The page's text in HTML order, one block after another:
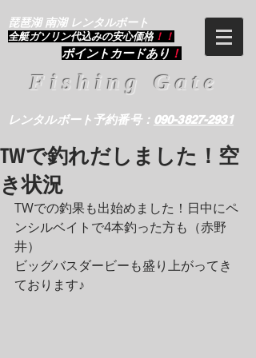
琵琶湖 南湖 レンタルボート
​全艇ガソリン代込みの安心価格 ！！
ポイントカードあり ！
Fishing Gate
レンタルボート予約番号： 090-3827-2931
TWで釣れだしました！空
き状況
TWでの釣果も出始めました！日中にペ
ンシルベイトで4本釣った方も（赤野
井）
ビッグバスダービーも盛り上がってき
ております♪